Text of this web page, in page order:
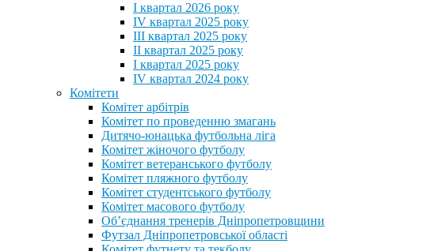
I квартал 2026 року
IV квартал 2025 року
III квартал 2025 року
II квартал 2025 року
I квартал 2025 року
IV квартал 2024 року
Комітети
Комітет арбітрів
Комітет по проведенню змагань
Дитячо-юнацька футбольна ліга
Комітет жіночого футболу
Комітет ветеранського футболу
Комітет пляжного футболу
Комітет студентського футболу
Комітет масового футболу
Обʼєднання тренерів Дніпропетровщини
Футзал Дніпропетровської області